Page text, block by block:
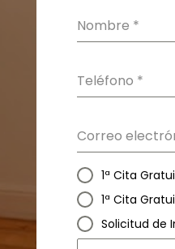
Nombre *
Teléfono *
Correo
1ª Cita
1ª Cita
Solicitud de